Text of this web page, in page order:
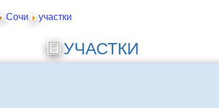
Сочи участки
УЧАСТКИ